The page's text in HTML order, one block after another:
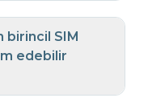
birincil SIM
edebilir